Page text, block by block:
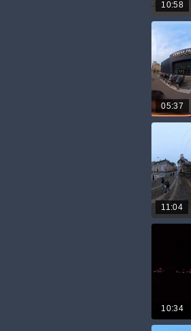
10:58
05:37
11:04
10:34